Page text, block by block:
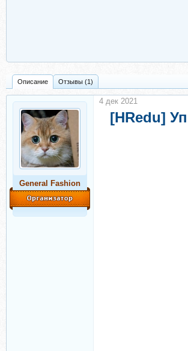
Описание Отзывы (1)
General Fashion
[HRedu]
4 дек 2021